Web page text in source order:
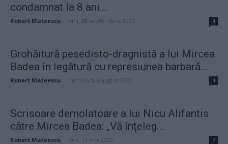
condamnat la 8 ani...
Robert Mateescu luni, 28 septembrie 2020 4
Grohăitură pesedisto-dragnistă a lui Mircea
Badea în legătură cu represiunea barbară...
Robert Mateescu duminică, 9 august 2020 4
Scrisoare demolatoare a lui Nicu Alifantis
către Mircea Badea: „Vă înțeleg...
Robert Mateescu luni, 11 mai 2020 7